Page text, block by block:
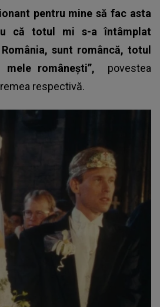
pentru mine să fac asta
că totul mi s-a întâmplat
sunt româncă, totul
mele româneşti”, povestea
respectivă.